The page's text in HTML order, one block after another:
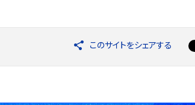
このサイトをシェアする